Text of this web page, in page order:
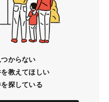
からない
教えてほしい
探している